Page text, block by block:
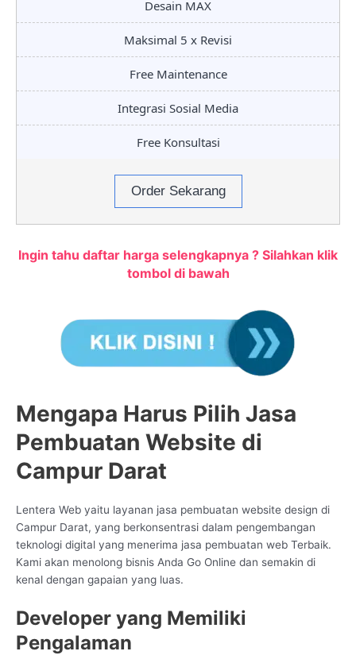
Desain MAX
Maksimal 5 x Revisi
Free Maintenance
Integrasi Sosial Media
Free Konsultasi
Order Sekarang
Ingin tahu daftar harga selengkapnya ? Silahkan klik
tombol di bawah
Mengapa Harus Pilih Jasa
Pembuatan Website di
Campur Darat
Lentera Web yaitu layanan jasa pembuatan website design di
Campur Darat, yang berkonsentrasi dalam pengembangan
teknologi digital yang menerima jasa pembuatan web Terbaik.
Kami akan menolong bisnis Anda Go Online dan semakin di
kenal dengan gapaian yang luas.
Developer yang Memiliki
Pengalaman